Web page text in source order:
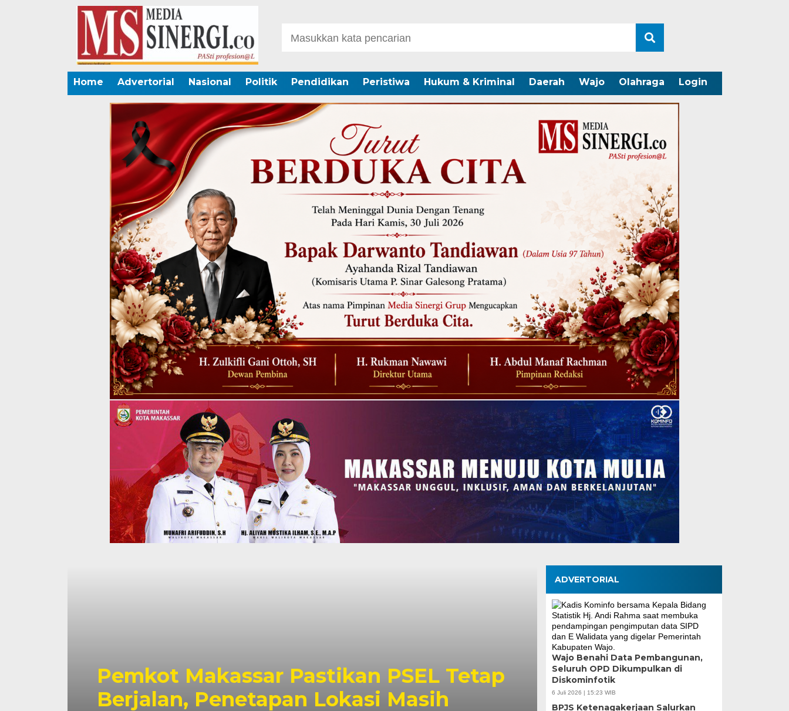
Home Advertorial Nasional Politik Pendidikan Peristiwa Hukum & Kriminal Daerah Wajo Olahraga Login
Pemkot Makassar Pastikan PSEL Tetap
Berjalan, Penetapan Lokasi Masih
ADVERTORIAL
Wajo Benahi Data Pembangunan,
Seluruh OPD Dikumpulkan di
Diskominfotik
6 Juli 2026 | 15:23 WIB
BPJS Ketenagakerjaan Salurkan